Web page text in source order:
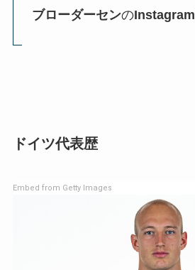
ブローダーセンのInstagram
ドイツ代表歴
Embed from Getty Images